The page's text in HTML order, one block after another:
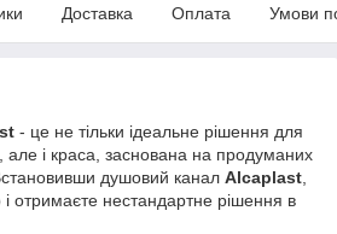
Доставка Оплата Умови
- це не тільки ідеальне рішення для
але і краса, заснована на продуманих
душовий канал Alcaplast
і отримаєте нестандартне рішення в